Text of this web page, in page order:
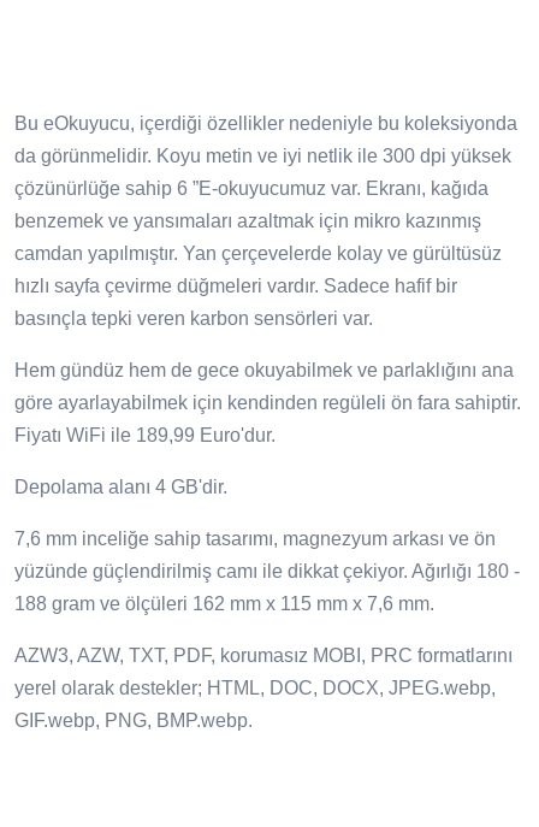
Bu eOkuyucu, içerdiği özellikler nedeniyle bu koleksiyonda
da görünmelidir. Koyu metin ve iyi netlik ile 300 dpi yüksek
çözünürlüğe sahip 6 ”E-okuyucumuz var. Ekranı, kağıda
benzemek ve yansımaları azaltmak için mikro kazınmış
camdan yapılmıştır. Yan çerçevelerde kolay ve gürültüsüz
hızlı sayfa çevirme düğmeleri vardır. Sadece hafif bir
basınçla tepki veren karbon sensörleri var.
Hem gündüz hem de gece okuyabilmek ve parlaklığını ana
göre ayarlayabilmek için kendinden regüleli ön fara sahiptir.
Fiyatı WiFi ile 189,99 Euro'dur.
Depolama alanı 4 GB'dir.
7,6 mm inceliğe sahip tasarımı, magnezyum arkası ve ön
yüzünde güçlendirilmiş camı ile dikkat çekiyor. Ağırlığı 180 -
188 gram ve ölçüleri 162 mm x 115 mm x 7,6 mm.
AZW3, AZW, TXT, PDF, korumasız MOBI, PRC formatlarını
yerel olarak destekler; HTML, DOC, DOCX, JPEG.webp,
GIF.webp, PNG, BMP.webp.